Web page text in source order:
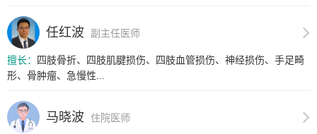
任红波 副主任医师
擅长：
四肢骨折、四肢肌腱损伤、四肢血管损伤、神经损伤、手足畸
形、骨肿瘤、急慢性...
马晓波 住院医师